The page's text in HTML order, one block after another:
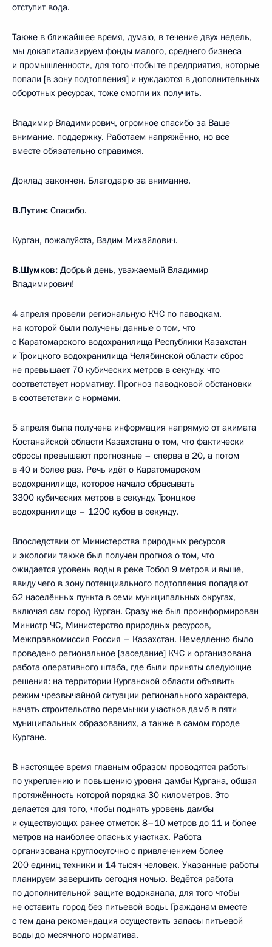
отступит вода.
Также в ближайшее время, думаю, в течение двух недель,
мы докапитализируем фонды малого, среднего бизнеса
и промышленности, для того чтобы те предприятия, которые
попали [в зону подтопления] и нуждаются в дополнительных
оборотных ресурсах, тоже смогли их получить.
Владимир Владимирович, огромное спасибо за Ваше
внимание, поддержку. Работаем напряжённо, но все
вместе обязательно справимся.
Доклад закончен. Благодарю за внимание.
В.Путин: Спасибо.
Курган, пожалуйста, Вадим Михайлович.
В.Шумков: Добрый день, уважаемый Владимир
Владимирович!
4 апреля провели региональную КЧС по паводкам,
на которой были получены данные о том, что
с Каратомарского водохранилища Республики Казахстан
и Троицкого водохранилища Челябинской области сброс
не превышает 70 кубических метров в секунду, что
соответствует нормативу. Прогноз паводковой обстановки
в соответствии с нормами.
5 апреля была получена информация напрямую от акимата
Костанайской области Казахстана о том, что фактически
сбросы превышают прогнозные – сперва в 20, а потом
в 40 и более раз. Речь идёт о Каратомарском
водохранилище, которое начало сбрасывать
3300 кубических метров в секунду, Троицкое
водохранилище – 1200 кубов в секунду.
Впоследствии от Министерства природных ресурсов
и экологии также был получен прогноз о том, что
ожидается уровень воды в реке Тобол 9 метров и выше,
ввиду чего в зону потенциального подтопления попадают
62 населённых пункта в семи муниципальных округах,
включая сам город Курган. Сразу же был проинформирован
Министр ЧС, Министерство природных ресурсов,
Межправкомиссия Россия – Казахстан. Немедленно было
проведено региональное [заседание] КЧС и организована
работа оперативного штаба, где были приняты следующие
решения: на территории Курганской области объявить
режим чрезвычайной ситуации регионального характера,
начать строительство перемычки участков дамб в пяти
муниципальных образованиях, а также в самом городе
Кургане.
В настоящее время главным образом проводятся работы
по укреплению и повышению уровня дамбы Кургана, общая
протяжённость которой порядка 30 километров. Это
делается для того, чтобы поднять уровень дамбы
и существующих ранее отметок 8–10 метров до 11 и более
метров на наиболее опасных участках. Работа
организована круглосуточно с привлечением более
200 единиц техники и 14 тысяч человек. Указанные работы
планируем завершить сегодня ночью. Ведётся работа
по дополнительной защите водоканала, для того чтобы
не оставить город без питьевой воды. Гражданам вместе
с тем дана рекомендация осуществить запасы питьевой
воды до месячного норматива.